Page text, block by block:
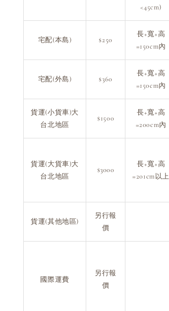
<45cm)
宅配(本島) $250
長+寬+高
=150cm內
宅配(外島) $360
長+寬+高
=150cm內
貨運(小貨車)大
台北地區
$1500
長+寬+高
=200cm內
貨運(大貨車)大
台北地區
$3000
長+寬+高
=201cm以上
貨運(其他地區)
另行報
價
國際運費
另行報
價